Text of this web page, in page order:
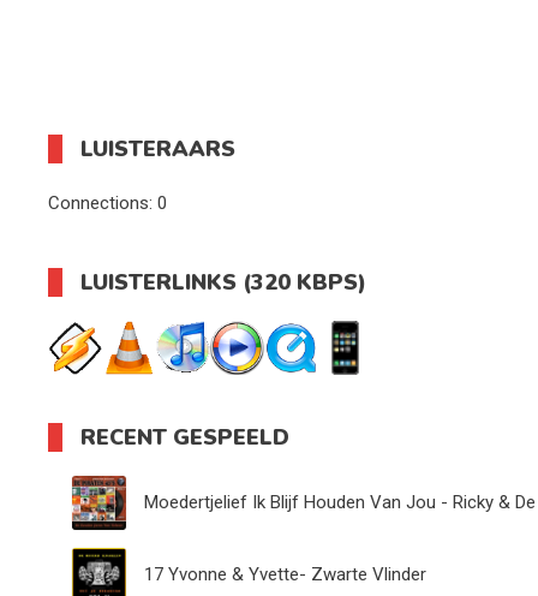
LUISTERAARS
Connections: 0
LUISTERLINKS (320 KBPS)
RECENT GESPEELD
Moedertjelief Ik Blijf Houden Van Jou - Ricky &
17 Yvonne & Yvette- Zwarte Vlinder